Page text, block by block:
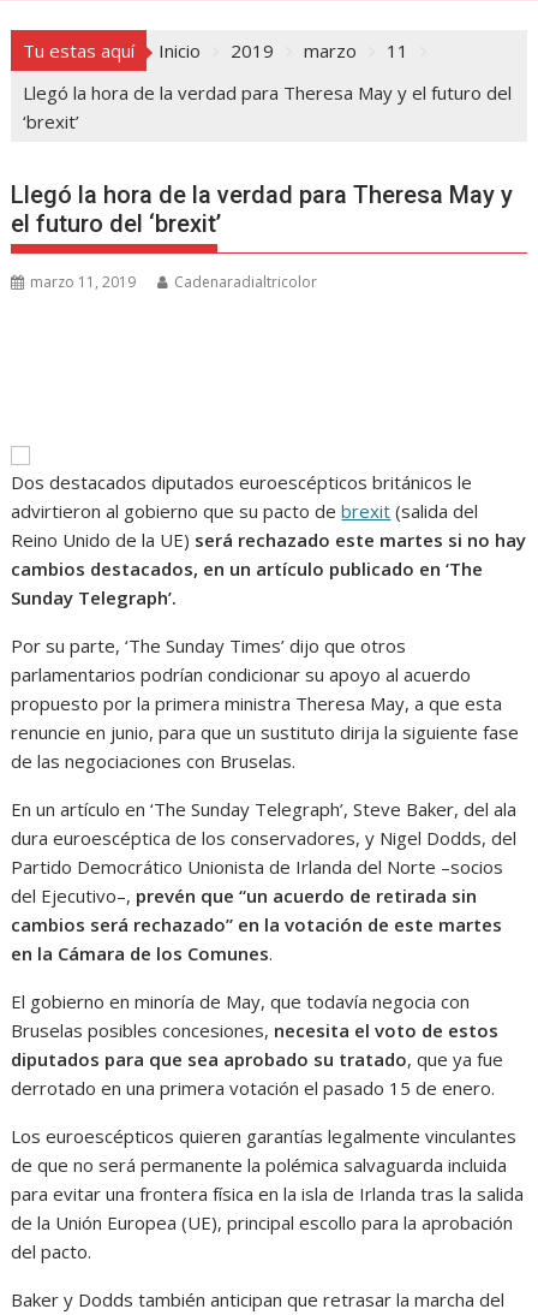
Tu estas aquí Inicio 2019 marzo
11
Llegó la hora de la verdad para Theresa May y el futuro del
‘brexit’
Llegó la hora de la verdad para Theresa May y
el futuro del ‘brexit’
marzo 11, 2019 Cadenaradialtricolor
Dos destacados diputados euroescépticos británicos le
advirtieron al gobierno que su pacto debrexit (salida del
Reino Unido de la UE) será rechazado este martes si no hay
cambios destacados, en un artículo publicado en ‘The
Sunday Telegraph’.
Por su parte, ‘The Sunday Times’ dijo que otros
parlamentarios podrían condicionar su apoyo al acuerdo
propuesto por la primera ministra Theresa May, a que esta
renuncie en junio, para que un sustituto dirija la siguiente fase
de las negociaciones con Bruselas.
En un artículo en ‘The Sunday Telegraph’, Steve Baker, del ala
dura euroescéptica de los conservadores, y Nigel Dodds, del
Partido Democrático Unionista de Irlanda del Norte –socios
del Ejecutivo–, prevén que “un acuerdo de retirada sin
cambios será rechazado” en la votación de este martes
en la Cámara de los Comunes.
El gobierno en minoría de May, que todavía negocia con
Bruselas posibles concesiones, necesita el voto de estos
diputados para que sea aprobado su tratado, que ya fue
derrotado en una primera votación el pasado 15 de enero.
Los euroescépticos quieren garantías legalmente vinculantes
de que no será permanente la polémica salvaguarda incluida
para evitar una frontera física en la isla de Irlanda tras la salida
de la Unión Europea (UE), principal escollo para la aprobación
del pacto.
Baker y Dodds también anticipan que retrasar la marcha del